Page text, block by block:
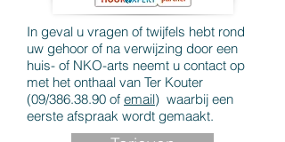
In geval u vragen of twijfels hebt rond
uw gehoor of na verwijzing door een
huis- of NKO-arts neemt u contact op
met het onthaal van Ter Kouter
(09/386.38.90 of email) waarbij een
eerste afspraak wordt gemaakt.